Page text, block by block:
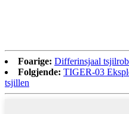
Foarige: Differinsjaal
Folgjende: TIGER-03
tsjillen